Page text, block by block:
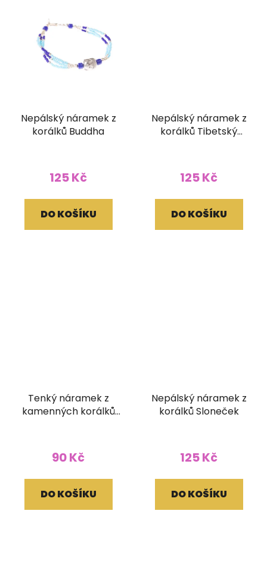
Nepálský náramek z
korálků Buddha
125 Kč
DO KOŠÍKU
Nepálský náramek z
korálků Tibetský
125 Kč
DO KOŠÍKU
Tenký náramek z
kamenných korálků
90 Kč
DO KOŠÍKU
Nepálský náramek z
korálků Sloneček
125 Kč
DO KOŠÍKU